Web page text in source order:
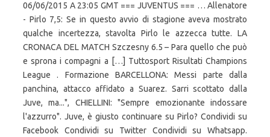
06/06/2015 A 23:05 GMT === JUVENTUS === … Allenatore
- Pirlo 7,5: Se in questo avvio di stagione aveva mostrato
qualche incertezza, stavolta Pirlo le azzecca tutte. LA
CRONACA DEL MATCH Szczesny 6.5 – Para quello che può
e sprona i compagni a […] Tuttosport Risultati Champions
League . Formazione BARCELLONA: Messi parte dalla
panchina, attacco affidato a Suarez. Sarri scottato dalla
Juve, ma...", CHIELLINI: "Sempre emozionante indossare
l'azzurro". Juve, è giusto continuare su Pirlo? Condividi su
Facebook Condividi su Twitter Condividi su Whatsapp.